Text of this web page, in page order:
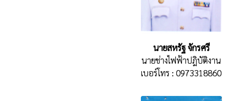
นายสหรัฐ จักรศรี
นายช่างไฟฟ้าปฎิบัติงาน
เบอร์โทร : 0973318860